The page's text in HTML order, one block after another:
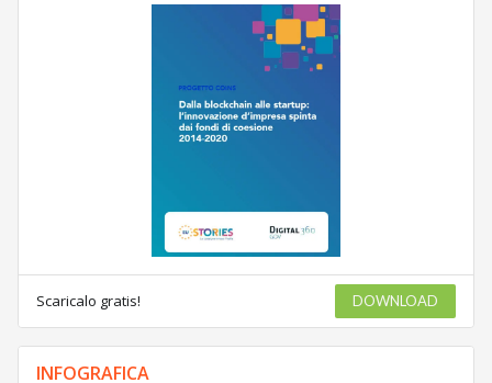
Scaricalo gratis! DOWNLOAD
INFOGRAFICA